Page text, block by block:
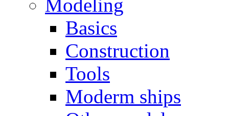
Modeling
Basics
Construction
Tools
Moderm ships